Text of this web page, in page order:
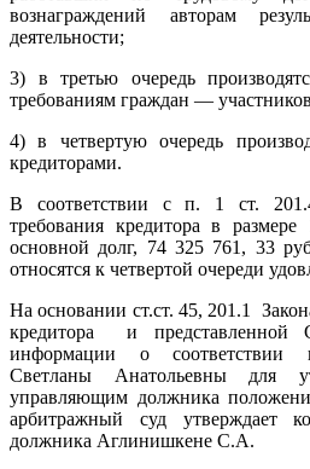
вознаграждений авторам
деятельности;
3) в третью очередь
требованиям граждан — участников
4) в четвертую очередь
кредиторами.
В соответствии с п. 1 ст.
требования кредитора в
основной долг, 74 325 761, 33
относятся к четвертой очереди
На основании ст.ст. 45, 201.1
кредитора и
информации о соответствии
Светланы Анатольевны для
управляющим должника
арбитражный суд утверждает
должника Аглинишкене С.А.